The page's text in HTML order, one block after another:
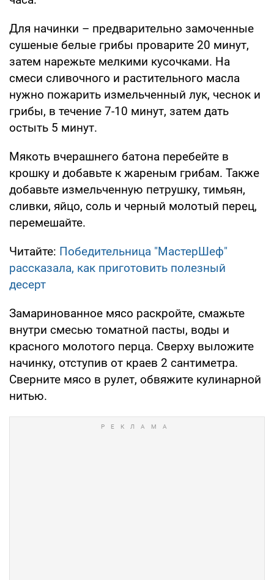
Для начинки – предварительно замоченные
сушеные белые грибы проварите 20 минут,
затем нарежьте мелкими кусочками. На
смеси сливочного и растительного масла
нужно пожарить измельченный лук, чеснок и
грибы, в течение 7-10 минут, затем дать
остыть 5 минут.
Мякоть вчерашнего батона перебейте в
крошку и добавьте к жареным грибам. Также
добавьте измельченную петрушку, тимьян,
сливки, яйцо, соль и черный молотый перец,
перемешайте.
Читайте: Победительница "МастерШеф"
рассказала, как приготовить полезный
десерт
Замаринованное мясо раскройте, смажьте
внутри смесью томатной пасты, воды и
красного молотого перца. Сверху выложите
начинку, отступив от краев 2 сантиметра.
Сверните мясо в рулет, обвяжите кулинарной
нитью.